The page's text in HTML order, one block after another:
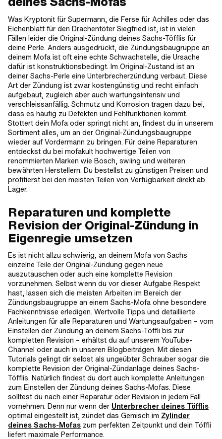
Was Kryptonit für Supermann, die Ferse für Achilles oder das
Eichenblatt für den Drachentöter Siegfried ist, ist in vielen
Fällen leider die Original-Zündung deines Sachs-Töfflis für
deine Perle. Anders ausgedrückt, die Zündungsbaugruppe an
deinem Mofa ist oft eine echte Schwachstelle, die Ursache
dafür ist konstruktionsbedingt. Im Original-Zustand ist an
deiner Sachs-Perle eine Unterbrecherzündung verbaut. Diese
Art der Zündung ist zwar kostengünstig und recht einfach
aufgebaut, zugleich aber auch wartungsintensiv und
verschleissanfällig. Schmutz und Korrosion tragen dazu bei,
dass es häufig zu Defekten und Fehlfunktionen kommt.
Stottert dein Mofa oder springt nicht an, findest du in unserem
Sortiment alles, um an der Original-Zündungsbaugruppe
wieder auf Vordermann zu bringen. Für deine Reparaturen
entdeckst du bei mofakult hochwertige Teilen von
renommierten Marken wie Bosch, swiing und weiteren
bewährten Herstellern. Du bestellst zu günstigen Preisen und
profitierst bei den meisten Teilen von Verfügbarkeit direkt ab
Lager.
Reparaturen und komplette
Revision der Original-Zündung in
Eigenregie umsetzen
Es ist nicht allzu schwierig, an deinem Mofa von Sachs
einzelne Teile der Original-Zündung gegen neue
auszutauschen oder auch eine komplette Revision
vorzunehmen. Selbst wenn du vor dieser Aufgabe Respekt
hast, lassen sich die meisten Arbeiten im Bereich der
Zündungsbaugruppe an einem Sachs-Mofa ohne besondere
Fachkenntnisse erledigen. Wertvolle Tipps und detaillierte
Anleitungen für alle Reparaturen und Wartungsaufgaben – vom
Einstellen der Zündung an deinem Sachs-Töffli bis zur
kompletten Revision – erhältst du auf unserem YouTube-
Channel oder auch in unseren Blogbeiträgen. Mit diesen
Tutorials gelingt dir selbst als ungeübter Schrauber sogar die
komplette Revision der Original-Zündanlage deines Sachs-
Töfflis. Natürlich findest du dort auch komplette Anleitungen
zum Einstellen der Zündung deines Sachs-Mofas. Diese
solltest du nach einer Reparatur oder Revision in jedem Fall
vornehmen. Denn nur wenn der Unterbrecher deines Töfflis
optimal eingestellt ist, zündet das Gemisch im Zylinder
deines Sachs-Mofas zum perfekten Zeitpunkt und dein Töffli
liefert maximale Performance.